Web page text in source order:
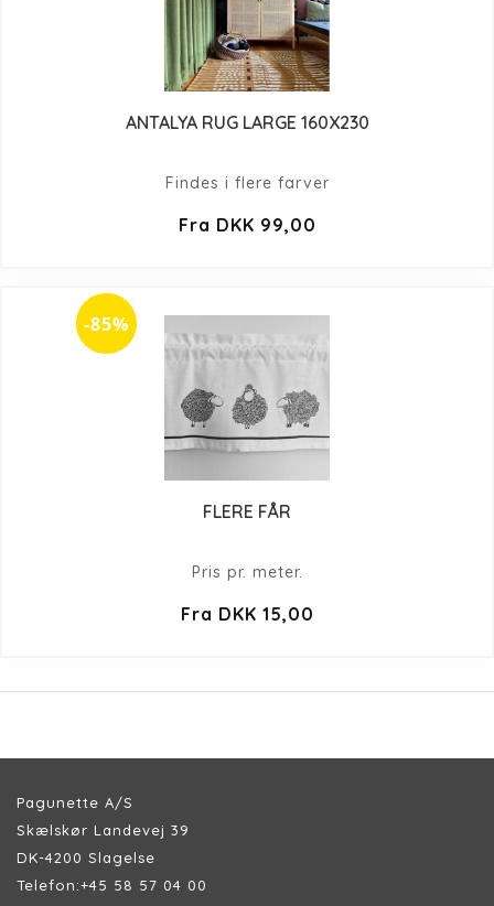
ANTALYA RUG LARGE 160X230
Findes i flere farver
Fra DKK 99,00
-85%
FLERE FÅR
Pris pr. meter.
Fra DKK 15,00
Pagunette A/S
Skælskør Landevej 39
DK-4200 Slagelse
Telefon:+45 58 57 04 00